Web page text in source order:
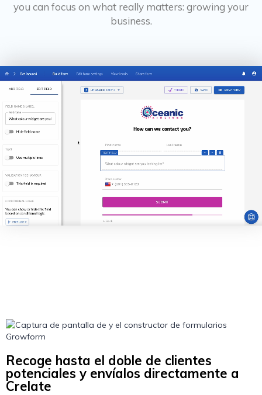
you can focus on what really matters: growing your
business.
Recoge hasta el doble de clientes
potenciales y envíalos directamente a
Crelate